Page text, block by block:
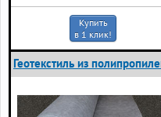
Купить
в 1 клик!
Геотекстиль из